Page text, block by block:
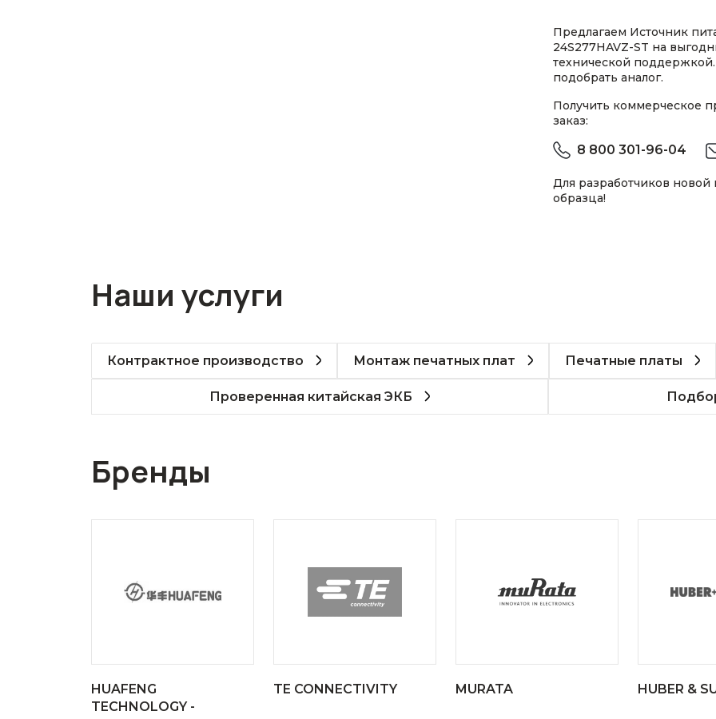
Предлагаем Источник
24S277HAVZ-ST на
технической
подобрать аналог.
Получить коммерческое
заказ:
8 800 301-96-04
Для разработчиков
образца!
Наши услуги
Контрактное производство Монтаж печатных плат Печатные платы
Проверенная китайская ЭКБ
Бренды
HUAFENG
TECHNOLOGY -
TE CONNECTIVITY MURATA HUBER &